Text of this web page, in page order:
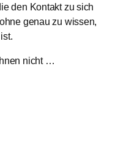
den Kontakt zu sich
genau zu wissen,
nicht …